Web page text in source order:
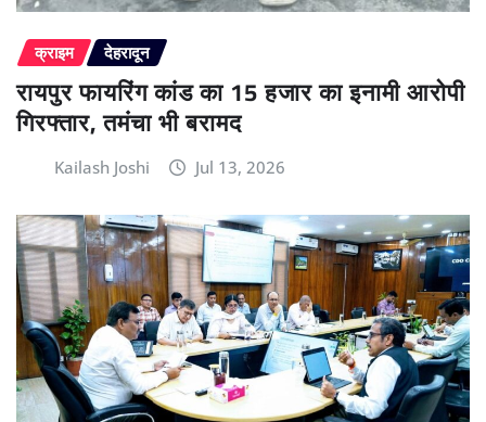
क्राइम देहरादून
रायपुर फायरिंग कांड का 15 हजार का इनामी आरोपी
गिरफ्तार, तमंचा भी बरामद
Kailash Joshi Jul 13, 2026